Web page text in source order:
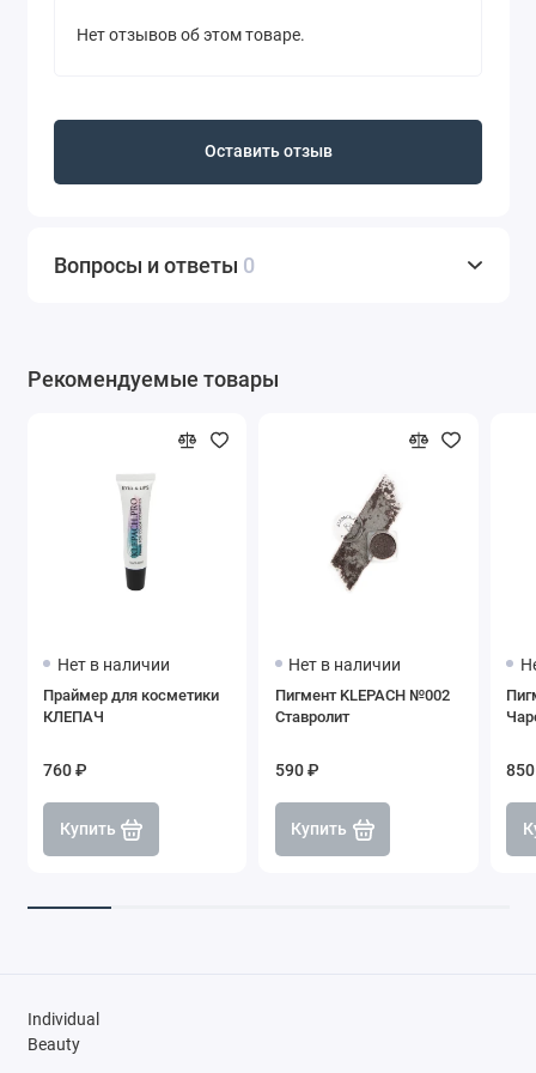
Нет отзывов об этом товаре.
Оставить отзыв
Вопросы и ответы 0
Рекомендуемые товары
Нет в наличии
Праймер для косметики
КЛЕПАЧ
760 ₽
Купить
Нет в наличии
Пигмент KLEPACH №002
Ставролит
590 ₽
Купить
Individual
Beauty